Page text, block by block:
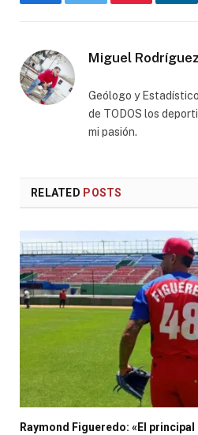
FacebookTwitter Pinterest
Miguel Rodríguez
Geólogo y
de TODOS los
mi pasión.
RELATED POSTS
Raymond Figueredo: «El